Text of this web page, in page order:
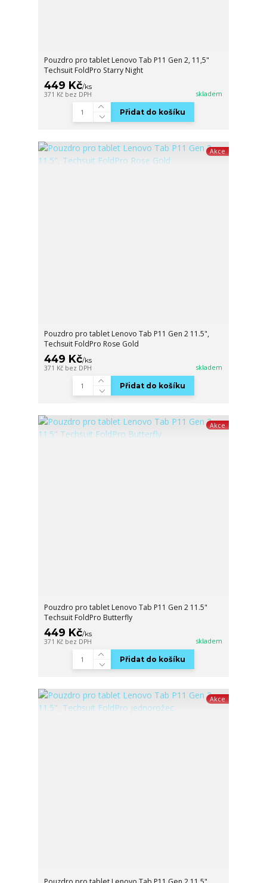
Pouzdro pro tablet Lenovo Tab P11 Gen 2, 11,5"
Techsuit FoldPro Starry Night
449 Kč/ks
371 Kč bez DPH skladem
Přidat do košíku
Akce
Pouzdro pro tablet Lenovo Tab P11 Gen 2 11.5",
Techsuit FoldPro Rose Gold
449 Kč/ks
371 Kč bez DPH skladem
Přidat do košíku
Akce
Pouzdro pro tablet Lenovo Tab P11 Gen 2 11.5"
Techsuit FoldPro Butterfly
449 Kč/ks
371 Kč bez DPH skladem
Přidat do košíku
Akce